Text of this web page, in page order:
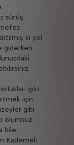
sürüş
nefes
ki yol
giderken
göz
için
gibi
olumsuz
bile
Kademeli